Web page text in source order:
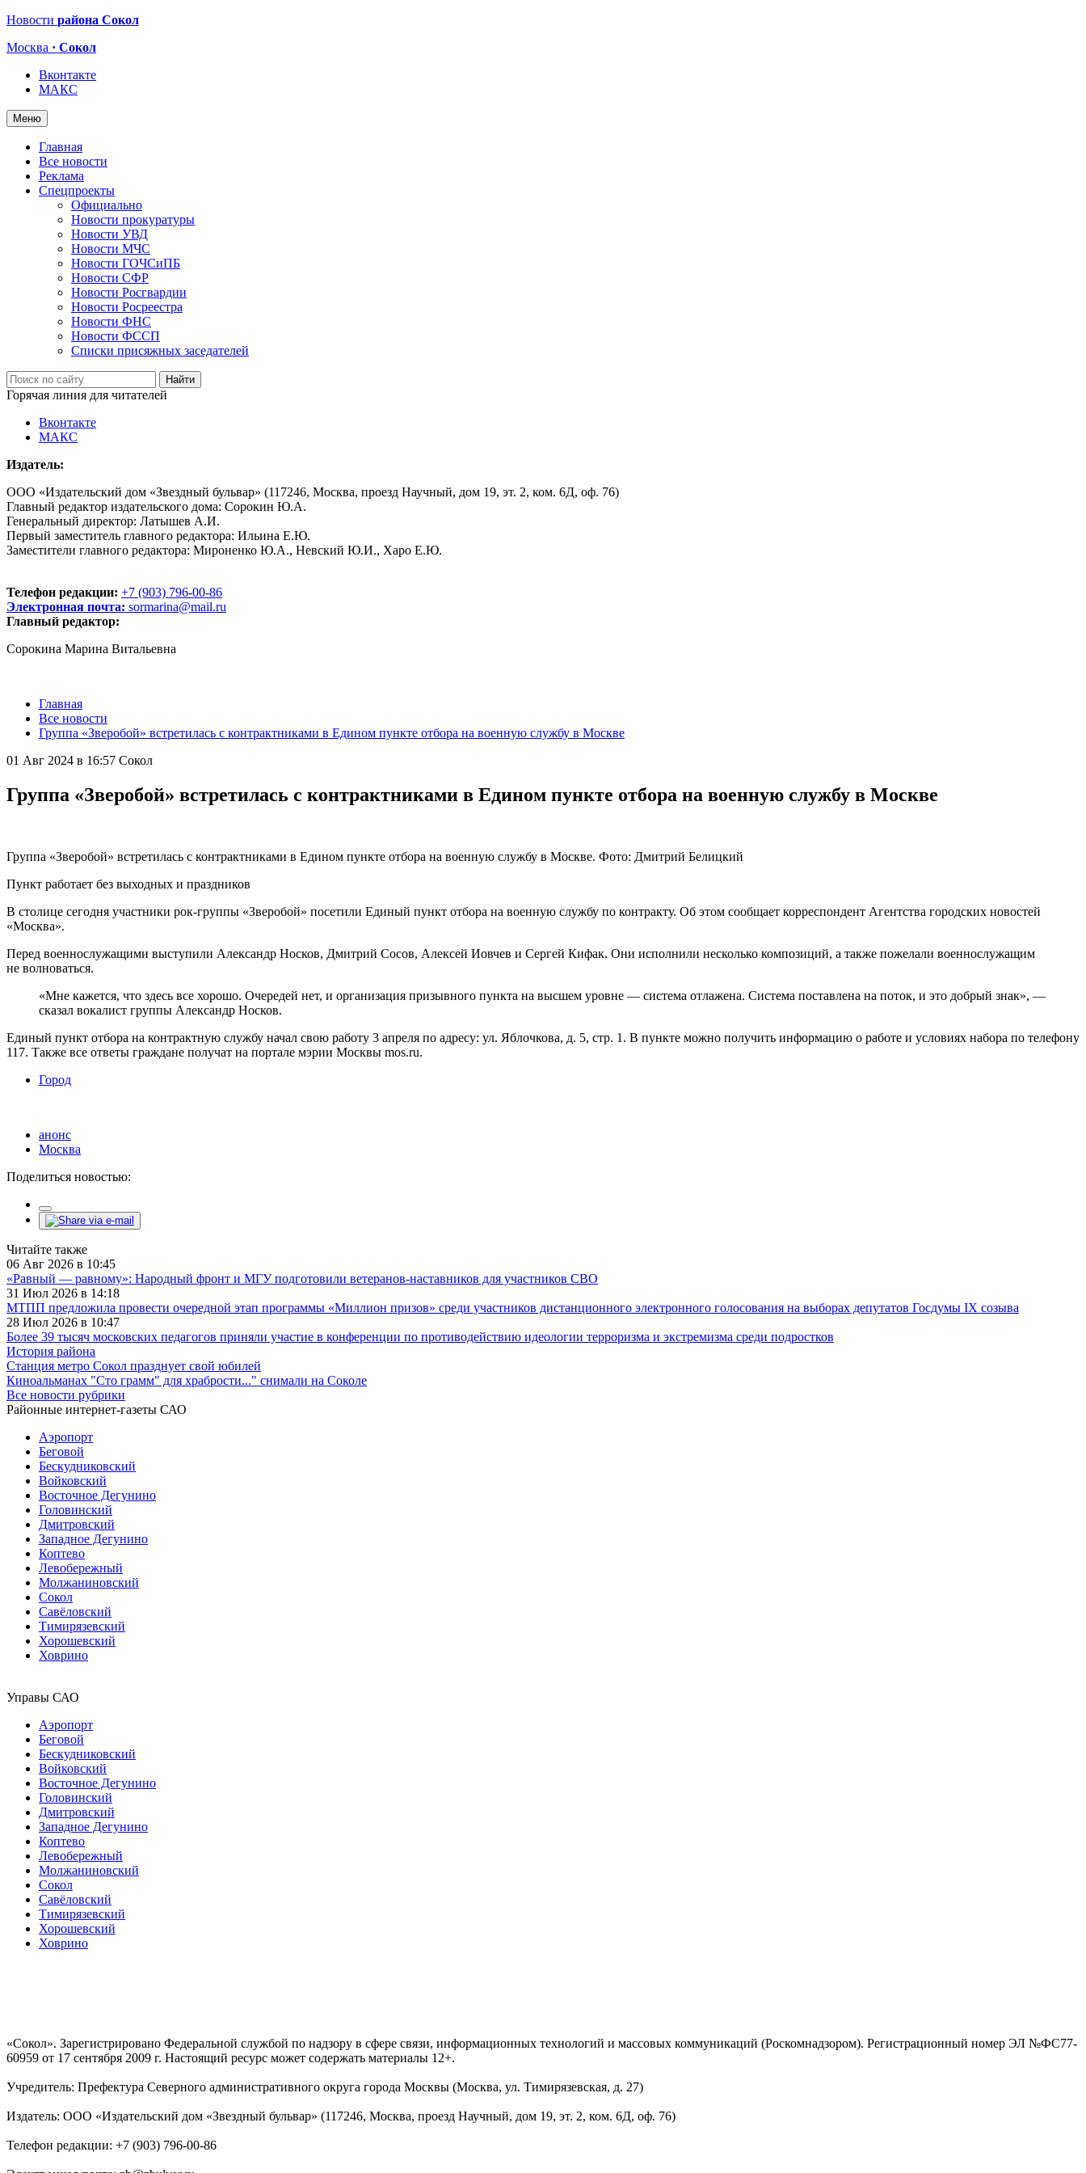
Новости района Сокол
Москва · Сокол
Вконтакте
МАКС
Меню
Главная
Все новости
Реклама
Спецпроекты
Официально
Новости прокуратуры
Новости УВД
Новости МЧС
Новости ГОЧСиПБ
Новости СФР
Новости Росгвардии
Новости Росреестра
Новости ФНС
Новости ФССП
Списки присяжных заседателей
Горячая линия для читателей
Вконтакте
МАКС
Издатель:
ООО «Издательский дом «Звездный бульвар» (117246, Москва, проезд Научный, дом 19, эт. 2, ком. 6Д, оф. 76)
Главный редактор издательского дома: Сорокин Ю.А.
Генеральный директор: Латышев А.И.
Первый заместитель главного редактора: Ильина Е.Ю.
Заместители главного редактора: Мироненко Ю.А., Невский Ю.И., Харо Е.Ю.
Телефон редакции: +7 (903) 796-00-86
Электронная почта: sormarina@mail.ru
Главный редактор:
Сорокина Марина Витальевна
Главная
Все новости
Группа «Зверобой» встретилась с контрактниками в Едином пункте отбора на военную службу в Москве
01 Авг 2024 в 16:57 Сокол
Группа «Зверобой» встретилась с контрактниками в Едином пункте отбора на военную службу в Москве
Группа «Зверобой» встретилась с контрактниками в Едином пункте отбора на военную службу в Москве. Фото: Дмитрий Белицкий
Пункт работает без выходных и праздников
В столице сегодня участники рок-группы «Зверобой» посетили Единый пункт отбора на военную службу по контракту. Об этом сообщает корреспондент Агентства городских новостей
«Москва».
Перед военнослужащими выступили Александр Носков, Дмитрий Сосов, Алексей Иовчев и Сергей Кифак. Они исполнили несколько композиций, а также пожелали военнослужащим
не волноваться.
«Мне кажется, что здесь все хорошо. Очередей нет, и организация призывного пункта на высшем уровне — система отлажена. Система поставлена на поток, и это добрый знак», —
сказал вокалист группы Александр Носков.
Единый пункт отбора на контрактную службу начал свою работу 3 апреля по адресу: ул. Яблочкова, д. 5, стр. 1. В пункте можно получить информацию о работе и условиях набора по телефону
117. Также все ответы граждане получат на портале мэрии Москвы mos.ru.
Город
анонс
Москва
Поделиться новостью:
Читайте также
06 Авг 2026 в 10:45
«Равный — равному»: Народный фронт и МГУ подготовили ветеранов-наставников для участников СВО
31 Июл 2026 в 14:18
МТПП предложила провести очередной этап программы «Миллион призов» среди участников дистанционного электронного голосования на выборах депутатов Госдумы IX созыва
28 Июл 2026 в 10:47
Более 39 тысяч московских педагогов приняли участие в конференции по противодействию идеологии терроризма и экстремизма среди подростков
История района
Станция метро Сокол празднует свой юбилей
Киноальманах "Сто грамм" для храбрости..." снимали на Соколе
Все новости рубрики
Районные интернет-газеты САО
Аэропорт
Беговой
Бескудниковский
Войковский
Восточное Дегунино
Головинский
Дмитровский
Западное Дегунино
Коптево
Левобережный
Молжаниновский
Сокол
Савёловский
Тимирязевский
Хорошевский
Ховрино
Управы САО
Аэропорт
Беговой
Бескудниковский
Войковский
Восточное Дегунино
Головинский
Дмитровский
Западное Дегунино
Коптево
Левобережный
Молжаниновский
Сокол
Савёловский
Тимирязевский
Хорошевский
Ховрино
«Сокол». Зарегистрировано Федеральной службой по надзору в сфере связи, информационных технологий и массовых коммуникаций (Роскомнадзором). Регистрационный номер ЭЛ №ФС77-
60959 от 17 сентября 2009 г. Настоящий ресурс может содержать материалы 12+.
Учредитель: Префектура Северного административного округа города Москвы (Москва, ул. Тимирязевская, д. 27)
Издатель: ООО «Издательский дом «Звездный бульвар» (117246, Москва, проезд Научный, дом 19, эт. 2, ком. 6Д, оф. 76)
Телефон редакции: +7 (903) 796-00-86